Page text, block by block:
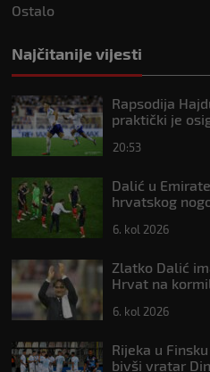
Ostalo
Najčitanije vijesti
Rapsodija
praktički je
20:53
Dalić u
hrvatskog
6. kol 2026
Zlatko Dalić
Hrvat na
6. kol 2026
Rijeka u
bivši vratar